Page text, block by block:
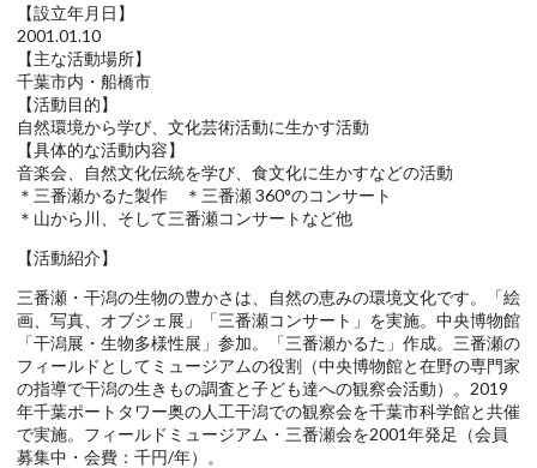
【設立年月日】
2001.01.10
【主な活動場所】
千葉市内・船橋市
【活動目的】
自然環境から学び、文化芸術活動に生かす活動
【具体的な活動内容】
音楽会、自然文化伝統を学び、食文化に生かすなどの活動
＊三番瀬かるた製作 ＊三番瀬 360°のコンサート
＊山から川、そして三番瀬コンサートなど他
【活動紹介】
三番瀬・干潟の生物の豊かさは、自然の恵みの環境文化です。「絵
画、写真、オブジェ展」「三番瀬コンサート」を実施。中央博物館
「干潟展・生物多様性展」参加。「三番瀬かるた」作成。三番瀬の
フィールドとしてミュージアムの役割（中央博物館と在野の専門家
の指導で干潟の生きもの調査と子ども達への観察会活動）。2019
年千葉ポートタワー奥の人工干潟での観察会を千葉市科学館と共催
で実施。フィールドミュージアム・三番瀬会を2001年発足（会員
募集中・会費：千円/年）。